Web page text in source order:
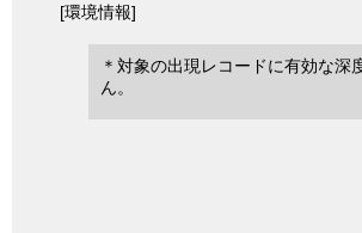
[環境情報]
＊対象の出現レコードに有効な
ん。